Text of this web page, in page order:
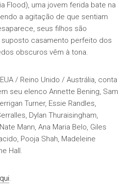
Flood), uma jovem ferida bate na
a agitação de que sentiam
seus filhos são
casamento perfeito dos
obscuros vêm à tona.
/ Reino Unido / Austrália, conta
seu elenco Annette Bening, Sam
Turner, Essie Randles,
Dylan Thuraisingham,
Mann, Ana Maria Belo, Giles
Pooja Shah, Madeleine
Hall.
.